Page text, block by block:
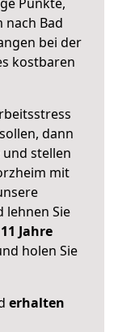
nach Bad
bei der
kostbaren
dann
stellen
mit
lehnen Sie
Jahre
holen Sie
erhalten